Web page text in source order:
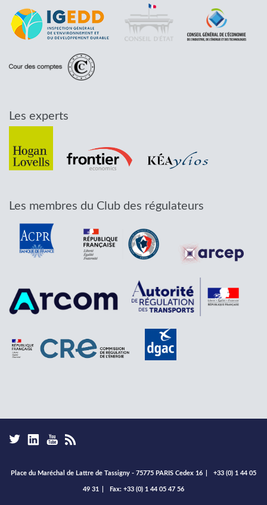
Les experts
Les membres du Club des régulateurs
Place du Maréchal de Lattre de Tassigny - 75775 PARIS Cedex 16 +33 (0) 1 44 05
49 31 Fax: +33 (0) 1 44 05 47 56